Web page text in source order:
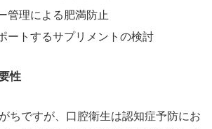
管理による肥満防止
ートするサプリメントの検討
性
ちですが、口腔衛生は認知症予防にお